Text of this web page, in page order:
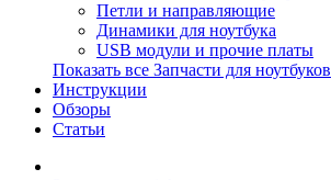
Петли и направляющие
Динамики для ноутбука
USB модули и прочие платы
Показать все Запчасти для ноутбуков
Инструкции
Обзоры
Статьи